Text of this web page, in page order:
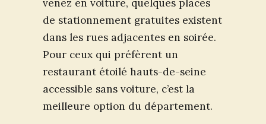
venez en voiture, quelques places
de stationnement gratuites existent
dans les rues adjacentes en soirée.
Pour ceux qui préfèrent un
restaurant étoilé hauts-de-seine
accessible sans voiture, c’est la
meilleure option du département.